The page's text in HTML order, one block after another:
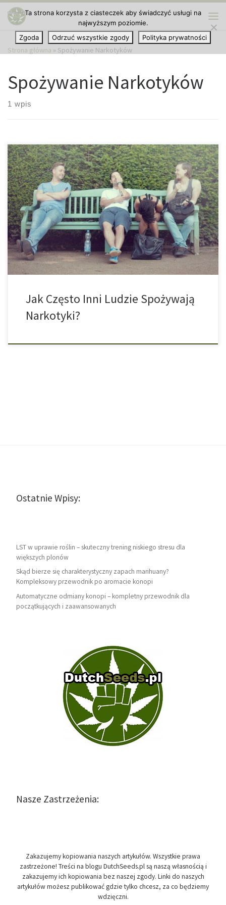
Przejdź do treści
Strona główna » Spożywanie Narkotyków
Spożywanie Narkotyków
1 wpis
Badanie przeprowadzone na ośmiu uniwersytetach w Niemczech
wykazało, że większość studentów przecenia używanie
narkotyków przez swoich kolegów, co z kolei ma wpływ na ich
własną konsumpcję. Przeglądając media społecznościowe często
można mieć wrażenie, że wszyscy inni ludzie są niemalże cały
czas na wakacjach. Nocne imprezy, regularne ćwiczenia, zdrowe
odżywianie i […]
Jak Często Inni Ludzie Spożywają
Narkotyki?
Ostatnie Wpisy:
LST w uprawie roślin – skuteczny trening niskiego stresu dla
większych plonów
Skąd bierze się charakterystyczny zapach marihuany?
Kompleksowy przewodnik po aromacie konopi
Automatyczne odmiany konopi – kompletny przewodnik dla
początkujących i zaawansowanych
Nasze Zastrzeżenia:
Zakazujemy kopiowania naszych artykułów. Wszystkie prawa
zastrzeżone! Treści na blogu DutchSeeds.pl są naszą własnością i
zakazujemy ich kopiowania bez naszej zgody. Linki do naszych
artykułów możesz publikować gdzie tylko chcesz, za co będziemy
wdzięczni.
Ta strona korzysta z ciasteczek aby świadczyć usługi na
najwyższym poziomie.
Zgoda
Odrzuć wszystkie zgody Polityka prywatności